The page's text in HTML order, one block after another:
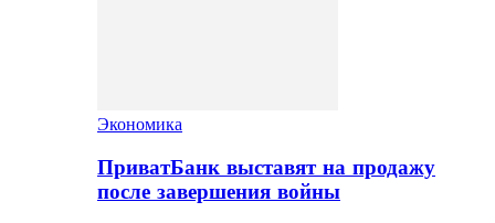
Экономика
ПриватБанк выставят на продажу
после завершения войны